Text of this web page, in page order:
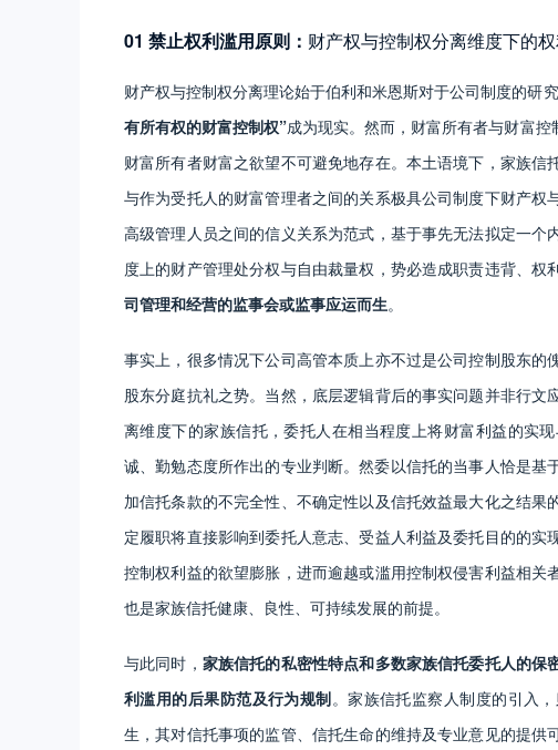
01 禁止权利滥用原则： 财产权与控制权分离维度下的
财产权与控制权分离理论始于伯利和米恩斯对于公司制度的研
有所有权的财富控制权”成为现实。然而，财富所有者与财富
财富所有者财富之欲望不可避免地存在。本土语境下，家族
与作为受托人的财富管理者之间的关系极具公司制度下财产
高级管理人员之间的信义关系为范式，基于事先无法拟定一
度上的财产管理处分权与自由裁量权，势必造成职责违背、
司管理和经营的监事会或监事应运而生。
事实上，很多情况下公司高管本质上亦不过是公司控制股东
股东分庭抗礼之势。当然，底层逻辑背后的事实问题并非行
离维度下的家族信托，委托人在相当程度上将财富利益的实
诚、勤勉态度所作出的专业判断。然委以信托的当事人恰是基
加信托条款的不完全性、不确定性以及信托效益最大化之结
定履职将直接影响到委托人意志、受益人利益及委托目的的
控制权利益的欲望膨胀，进而逾越或滥用控制权侵害利益相关
也是家族信托健康、良性、可持续发展的前提。
与此同时， 家族信托的私密性特点和多数家族信托委托人的
利滥用的后果防范及行为规制。家族信托监察人制度的引入
生，其对信托事项的监管、信托生命的维持及专业意见的提